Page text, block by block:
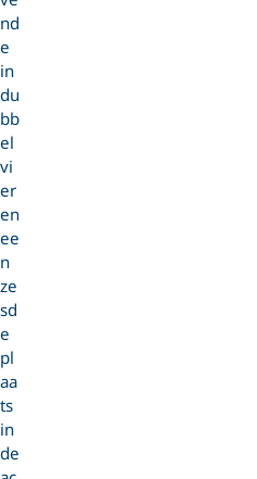
nd
e
in
du
bb
el
vi
er
en
ee
n
ze
sd
e
pl
aa
ts
in
de